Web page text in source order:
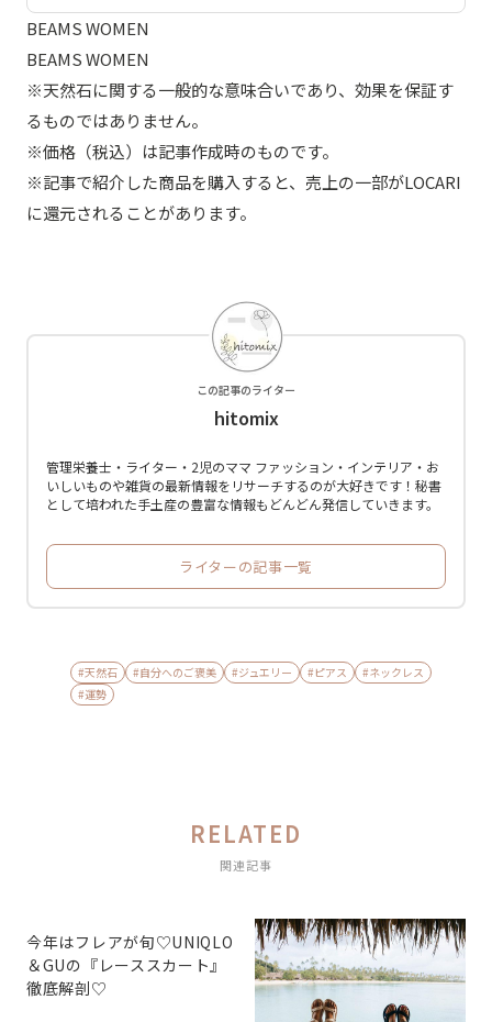
BEAMS WOMEN
BEAMS WOMEN
※天然石に関する一般的な意味合いであり、効果を保証す
るものではありません。
※価格（税込）は記事作成時のものです。
※記事で紹介した商品を購入すると、売上の一部がLOCARI
に還元されることがあります。
この記事のライター
hitomix
管理栄養士・ライター・2児のママ ファッション・インテリア・お
いしいものや雑貨の最新情報をリサーチするのが大好きです！秘書
として培われた手土産の豊富な情報もどんどん発信していきます。
ライターの記事一覧
#天然石 #自分へのご褒美 #ジュエリー #ピアス
#ネックレス
#運勢
RELATED
関連記事
今年はフレアが旬♡UNIQLO
＆GUの『レーススカート』
徹底解剖♡